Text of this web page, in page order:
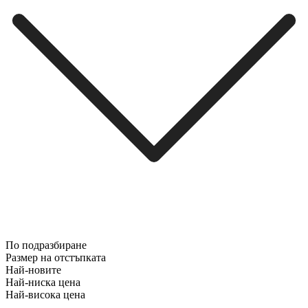
По подразбиране
Размер на отстъпката
Най-новите
Най-ниска цена
Най-висока цена